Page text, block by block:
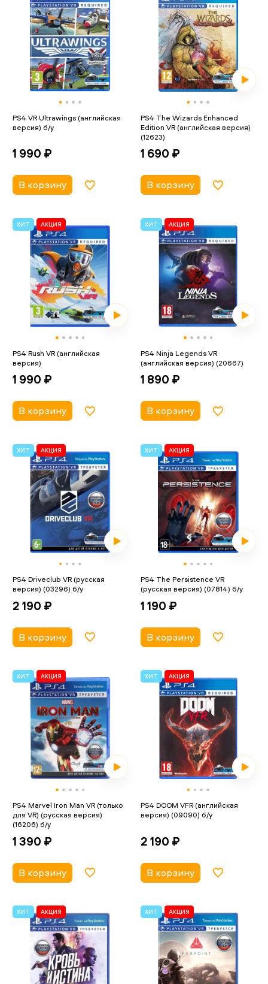
PS4 VR Ultrawings (английская
версия) б/у
1 990 ₽
В корзину
PS4 The Wizards Enhanced
Edition VR (английская версия)
(12623)
1 690 ₽
В корзину
ХИТ АКЦИЯ
PS4 Rush VR (английская
версия)
1 990 ₽
В корзину
ХИТ АКЦИЯ
PS4 Ninja Legends VR
(английская версия) (20667)
1 890 ₽
В корзину
ХИТ АКЦИЯ
PS4 Driveclub VR (русская
версия) (03296) б/у
2 190 ₽
В корзину
ХИТ АКЦИЯ
PS4 The Persistence VR
(русская версия) (07814) б/у
1 190 ₽
В корзину
ХИТ АКЦИЯ
PS4 Marvel Iron Man VR (только
для VR) (русская версия)
(16206) б/у
1 390 ₽
В корзину
ХИТ АКЦИЯ
PS4 DOOM VFR (английская
версия) (09090) б/у
2 190 ₽
В корзину
ХИТ АКЦИЯ ХИТ АКЦИЯ